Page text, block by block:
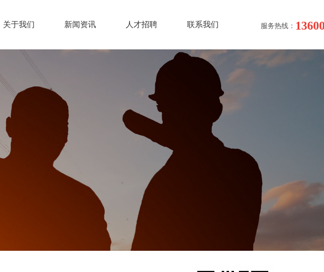
关于我们 新闻资讯 人才招聘 联系我们 服务热线：